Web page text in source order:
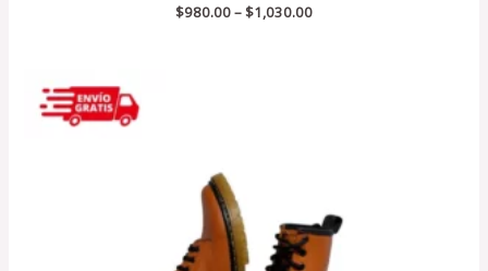
Valorado
en
$980.00–$1,030.00